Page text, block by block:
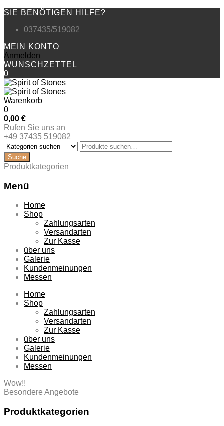
SIE BENÖTIGEN HILFE?
037435/519082
MEIN KONTO
Anmelden
WUNSCHZETTEL
0
Warenkorb
0
0,00 €
Rufen Sie uns an
+49 37435 519082
Produktkategorien
Menü
Zum
Inhalt
Home
Shop
Zahlungsarten
Versandarten
Zur Kasse
über uns
Galerie
Kundenmeinungen
Messen
Home
Shop
Zahlungsarten
Versandarten
Zur Kasse
über uns
Galerie
Kundenmeinungen
Messen
Wow!!
Besondere Angebote
Produktkategorien